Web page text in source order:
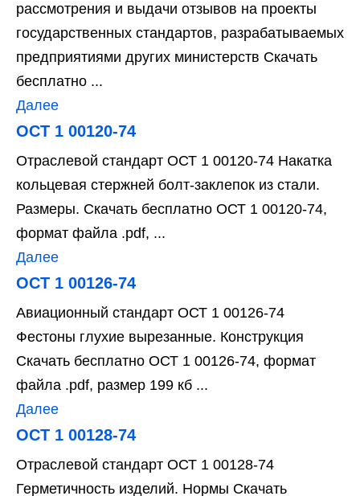
рассмотрения и выдачи отзывов на проекты
государственных стандартов, разрабатываемых
предприятиями других министерств Скачать
бесплатно ...
Далее
ОСТ 1 00120-74
Отраслевой стандарт ОСТ 1 00120-74 Накатка
кольцевая стержней болт-заклепок из стали.
Размеры. Скачать бесплатно ОСТ 1 00120-74,
формат файла .pdf, ...
Далее
ОСТ 1 00126-74
Авиационный стандарт ОСТ 1 00126-74
Фестоны глухие вырезанные. Конструкция
Скачать бесплатно ОСТ 1 00126-74, формат
файла .pdf, размер 199 кб ...
Далее
ОСТ 1 00128-74
Отраслевой стандарт ОСТ 1 00128-74
Герметичность изделий. Нормы Скачать